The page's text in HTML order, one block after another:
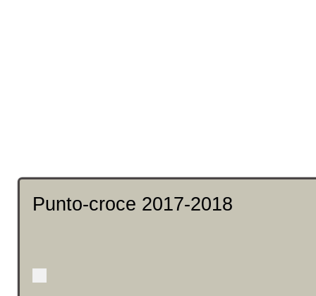
Punto-croce 2017-2018